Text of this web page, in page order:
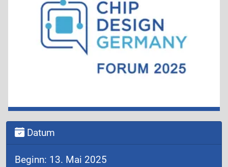
Datum
Beginn: 13. Mai 2025